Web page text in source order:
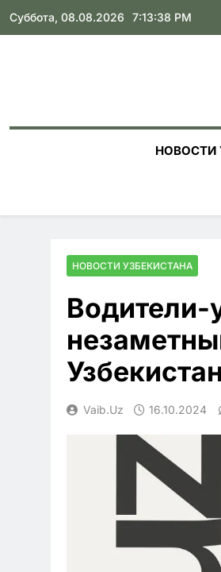
Skip
Суббота, 08.08.2026 7:13:40 PM
НОВОСТИ
НОВОСТИ УЗБЕКИСТАНА
Водители-
Vaib.uz 16.10.2024